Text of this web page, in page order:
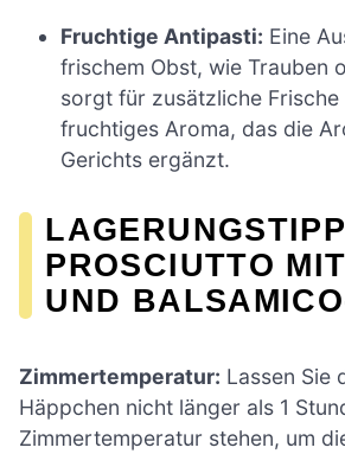
Fruchtige Antipasti: Eine
frischem Obst, wie Trauben
sorgt für zusätzliche Frische
fruchtiges Aroma, das die
Gerichts ergänzt.
PROSCIUTTO
UND
Zimmertemperatur: Lassen Sie
Häppchen nicht länger als 1
Zimmertemperatur stehen, um